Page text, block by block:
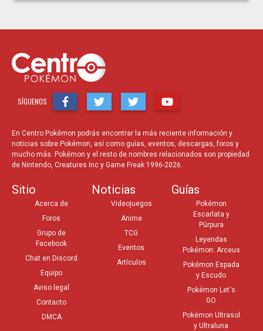
SÍGUENOS
En Centro Pokémon podrás encontrar la más reciente información y
noticias sobre Pokémon, así como guías, eventos, descargas, foros y
mucho más. Pokémon y el resto de nombres relacionados son propiedad
de Nintendo, Creatures Inc y Game Freak 1996-2026.
Sitio
Acerca de
Foros
Grupo de
Facebook
Chat en Discord
Equipo
Aviso legal
Contacto
DMCA
Noticias
Videojuegos
Anime
TCG
Eventos
Artículos
Guías
Pokémon
Escarlata y
Púrpura
Leyendas
Pokémon: Arceus
Pokémon Espada
y Escudo
Pokémon Let's
GO
Pokémon Ultrasol
y Ultraluna